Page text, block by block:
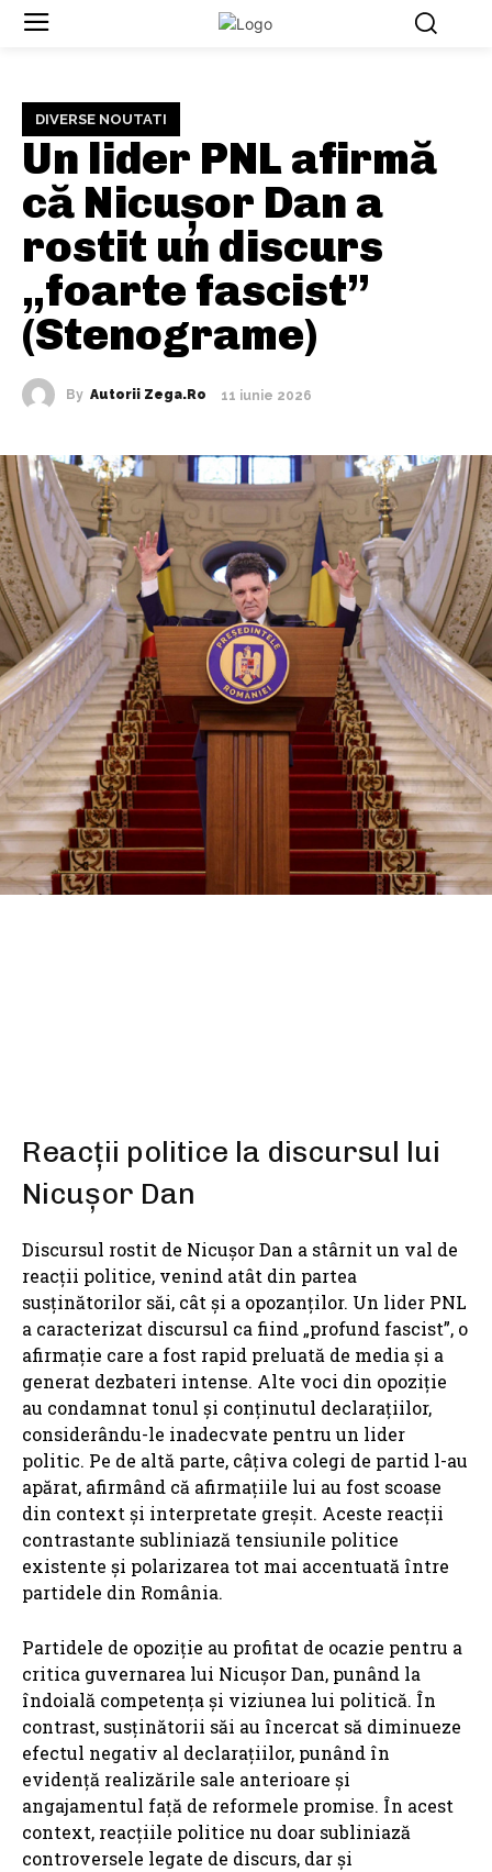
DIVERSE NOUTATI
Un lider PNL afirmă
că Nicușor Dan a
rostit un discurs
„foarte fascist”
(Stenograme)
By Autorii Zega.ro 11 iunie 2026
Reacții politice la discursul lui
Nicușor Dan
Discursul rostit de Nicușor Dan a stârnit un val de
reacții politice, venind atât din partea
susținătorilor săi, cât și a opozanților. Un lider PNL
a caracterizat discursul ca fiind „profund fascist”, o
afirmație care a fost rapid preluată de media și a
generat dezbateri intense. Alte voci din opoziție
au condamnat tonul și conținutul declarațiilor,
considerându-le inadecvate pentru un lider
politic. Pe de altă parte, câțiva colegi de partid l-au
apărat, afirmând că afirmațiile lui au fost scoase
din context și interpretate greșit. Aceste reacții
contrastante subliniază tensiunile politice
existente și polarizarea tot mai accentuată între
partidele din România.
Partidele de opoziție au profitat de ocazie pentru a
critica guvernarea lui Nicușor Dan, punând la
îndoială competența și viziunea lui politică. În
contrast, susținătorii săi au încercat să diminueze
efectul negativ al declarațiilor, punând în
evidență realizările sale anterioare și
angajamentul față de reformele promise. În acest
context, reacțiile politice nu doar subliniază
controversele legate de discurs, dar și